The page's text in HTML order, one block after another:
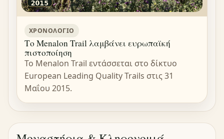
ΧΡΟΝΟΛΌΓΙΟ
Το Menalon Trail λαμβάνει ευρωπαϊκή
πιστοποίηση
Το Menalon Trail εντάσσεται στο δίκτυο
European Leading Quality Trails στις 31
Μαΐου 2015.